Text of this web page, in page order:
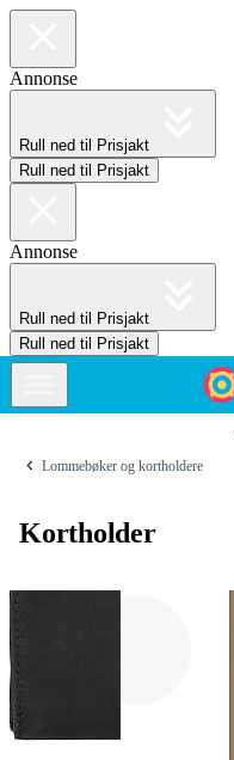
Annonse
Rull ned til Prisjakt
Rull ned til Prisjakt
Annonse
Rull ned til Prisjakt
Rull ned til Prisjakt
Lommebøker og kortholdere
Kortholder